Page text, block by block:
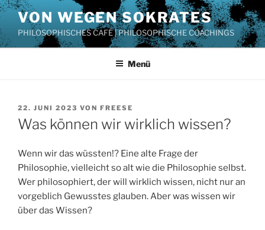
Zum
Inhalt
springen
VON WEGEN SOKRATES
PHILOSOPHISCHES CAFÉ | PHILOSOPHISCHE COACHINGS
Menü
VERÖFFENTLICHT
AM
22. JUNI 2023 VON FREESE
Was können wir wirklich wissen?
Wenn wir das wüssten!? Eine alte Frage der
Philosophie, vielleicht so alt wie die Philosophie selbst.
Wer philosophiert, der will wirklich wissen, nicht nur an
vorgeblich Gewusstes glauben. Aber was wissen wir
über das Wissen?